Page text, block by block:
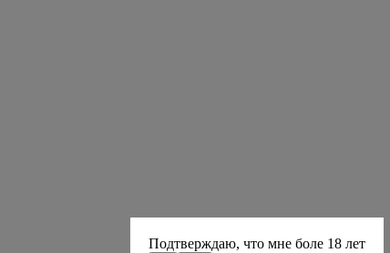
Подтверждаю, что мне боле 18 лет